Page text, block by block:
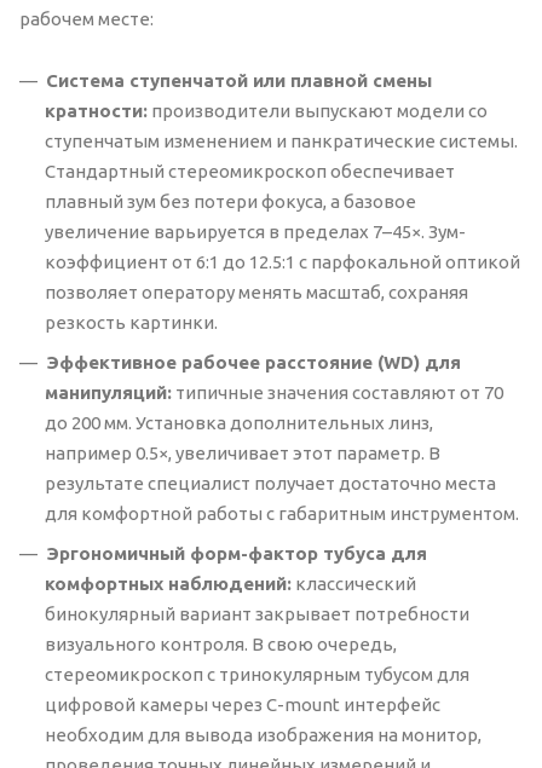
рабочем месте:
Система ступенчатой или плавной смены
кратности: производители выпускают модели со
ступенчатым изменением и панкратические системы.
Стандартный стереомикроскоп обеспечивает
плавный зум без потери фокуса, а базовое
увеличение варьируется в пределах 7–45×. Зум-
коэффициент от 6:1 до 12.5:1 с парфокальной оптикой
позволяет оператору менять масштаб, сохраняя
резкость картинки.
Эффективное рабочее расстояние (WD) для
манипуляций: типичные значения составляют от 70
до 200 мм. Установка дополнительных линз,
например 0.5×, увеличивает этот параметр. В
результате специалист получает достаточно места
для комфортной работы с габаритным инструментом.
Эргономичный форм-фактор тубуса для
комфортных наблюдений: классический
бинокулярный вариант закрывает потребности
визуального контроля. В свою очередь,
стереомикроскоп с тринокулярным тубусом для
цифровой камеры через C-mount интерфейс
необходим для вывода изображения на монитор,